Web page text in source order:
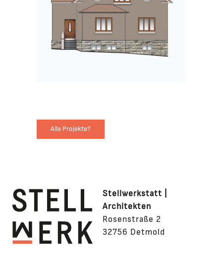
Alle Projekte?
Stellwerkstatt |
Architekten
Rosenstraße 2
32756 Detmold